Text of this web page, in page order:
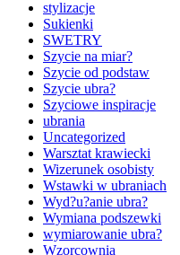
stylizacje
Sukienki
SWETRY
Szycie na miar?
Szycie od podstaw
Szycie ubra?
Szyciowe inspiracje
ubrania
Uncategorized
Warsztat krawiecki
Wizerunek osobisty
Wstawki w ubraniach
Wyd?u?anie ubra?
Wymiana podszewki
wymiarowanie ubra?
Wzorcownia